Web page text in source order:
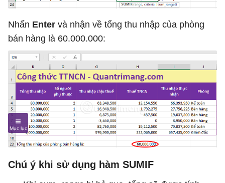
Nhấn Enter và nhận về tổng thu nhập của phòng
bán hàng là 60.000.000:
Chú ý khi sử dụng hàm SUMIF